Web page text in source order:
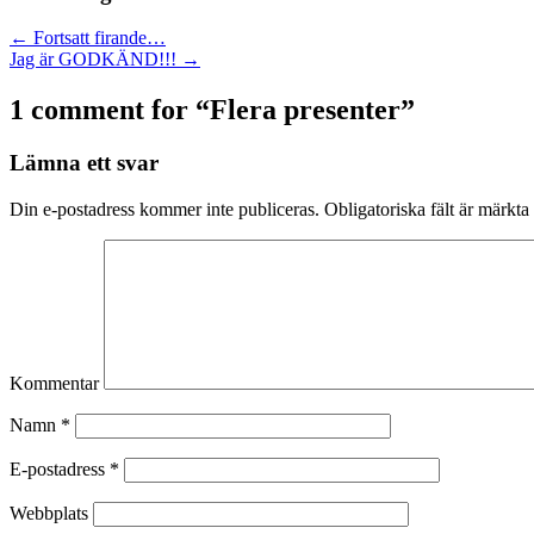
← Fortsatt firande…
Jag är GODKÄND!!! →
1 comment for “Flera presenter”
Lämna ett svar
Din e-postadress kommer inte publiceras. Obligatoriska fält är märkta
Kommentar
Namn *
E-postadress *
Webbplats